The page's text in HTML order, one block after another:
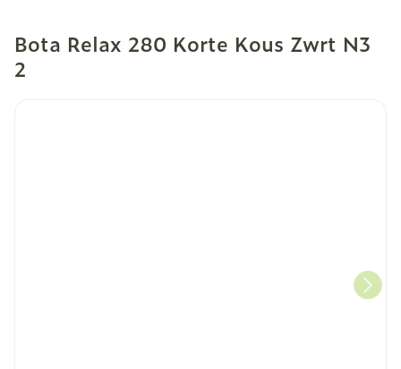
Bota Relax 280 Korte Kous Zwrt N3
2